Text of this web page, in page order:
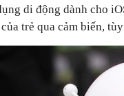
di động dành cho
trẻ qua cảm biến,